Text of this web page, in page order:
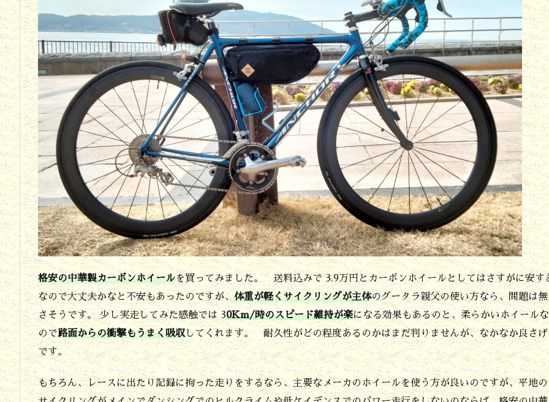
ー
ボ
ホ
イ
ー
は
途
を
限
れ
ば
結
構
使
え
格安の中華製カーボンホイールを買ってみました。 送料込みで 3.9万円とカーボンホイールとしてはさすがに安す
なので大丈夫かなと不安もあったのですが、体重が軽くサイクリングが主体のグータラ親父の使い方なら、問題は無
さそうです。 少し実走してみた感触では 30Km/時のスピード維持が楽になる効果もあるのと、柔らかいホイールな
ので路面からの衝撃もうまく吸収 してくれます。 耐久性がどの程度あるのかはまだ判りませんが、なかなか良さげ
です。
もちろん、レースに出たり記録に拘った走りをするなら、主要なメーカのホイールを使う方が良いのですが、平地の